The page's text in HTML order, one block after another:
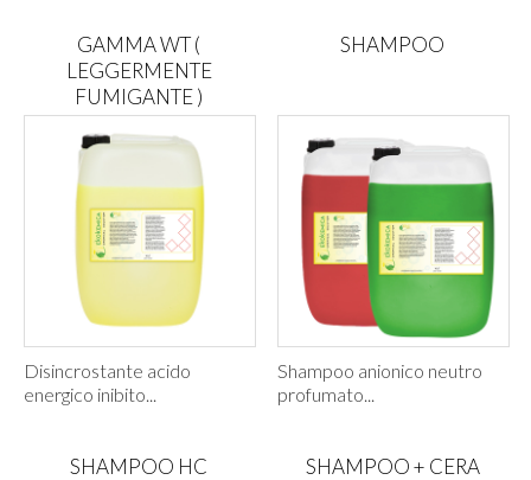
GAMMA WT (
LEGGERMENTE
FUMIGANTE )
Disincrostante acido
energico inibito...
SHAMPOO
Shampoo anionico neutro
profumato...
SHAMPOO HC SHAMPOO + CERA